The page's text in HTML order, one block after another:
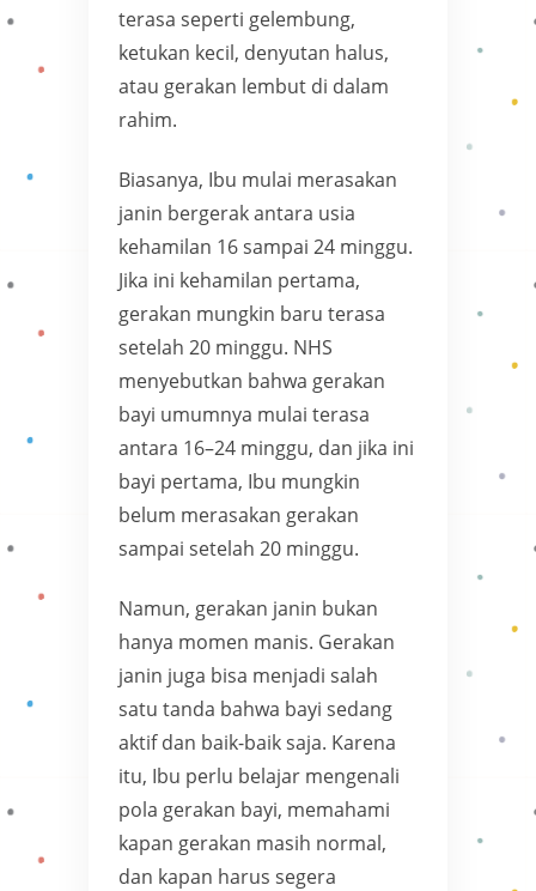
terasa seperti gelembung,
ketukan kecil, denyutan halus,
atau gerakan lembut di dalam
rahim.
Biasanya, Ibu mulai merasakan
janin bergerak antara usia
kehamilan 16 sampai 24 minggu.
Jika ini kehamilan pertama,
gerakan mungkin baru terasa
setelah 20 minggu. NHS
menyebutkan bahwa gerakan
bayi umumnya mulai terasa
antara 16–24 minggu, dan jika ini
bayi pertama, Ibu mungkin
belum merasakan gerakan
sampai setelah 20 minggu.
Namun, gerakan janin bukan
hanya momen manis. Gerakan
janin juga bisa menjadi salah
satu tanda bahwa bayi sedang
aktif dan baik-baik saja. Karena
itu, Ibu perlu belajar mengenali
pola gerakan bayi, memahami
kapan gerakan masih normal,
dan kapan harus segera